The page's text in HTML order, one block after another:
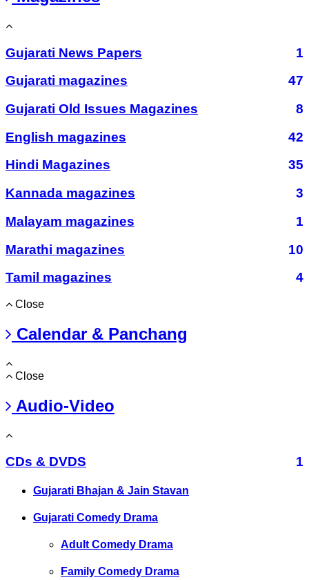
Gujarati News Papers
1
Gujarati magazines
47
Gujarati Old Issues Magazines
8
English magazines
42
Hindi Magazines
35
Kannada magazines
3
Malayam magazines
1
Marathi magazines
10
Tamil magazines
4
Close
Calendar & Panchang
Close
Audio-Video
CDs & DVDS 1
Gujarati Bhajan & Jain Stavan
Gujarati Comedy Drama
Adult Comedy Drama
Family Comedy Drama